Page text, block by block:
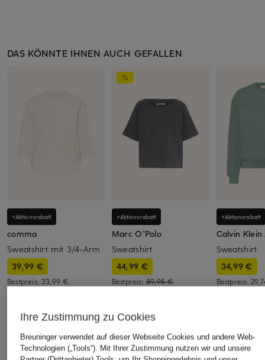
DAS KÖNNTE IHNEN AUCH GEFALLEN
+Aktionsrabatt
comma
Sweatshirt mit 3/4-Arm
39,99 €
Bestpreis:33,99 €
+Aktionsrabatt
Marc O'Polo
Sweatshirt
44,99 €
Bestpreis: 89,95 €
+Aktionsrabatt
Calvin Klein
Sweatshirt
34,99 €
Bestpreis:
ÄHNLICHE ARTIKEL ENTDECKEN
Ihre Zustimmung zu Cookies
Breuninger verwendet auf dieser Webseite Cookies und andere Web-
Technologien („Tools“). Mit Ihrer Zustimmung nutzen wir und unsere